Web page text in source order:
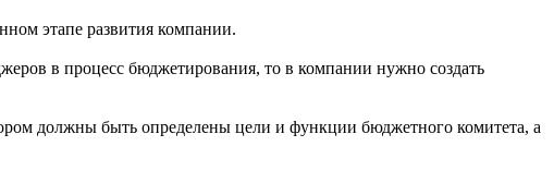
этапе развития компании.
в процесс бюджетирования, то в компании нужно создать
должны быть определены цели и функции бюджетного комитета, а